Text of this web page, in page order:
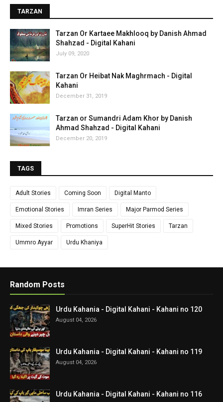
TARZAN
Tarzan Or Kartaee Makhlooq by Danish Ahmad
Shahzad - Digital Kahani
July 09, 2020
Tarzan Or Heibat Nak Maghrmach - Digital
Kahani
December 31, 2019
Tarzan or Sumandri Adam Khor by Danish
Ahmad Shahzad - Digital Kahani
December 20, 2019
TAGS
Adult Stories Coming Soon Digital Manto
Emotional Stories Imran Series Major Parmod Series
Mixed Stories Promotions SuperHit Stories Tarzan
Ummro Ayyar Urdu Khaniya
Random Posts
Urdu Kahania - Digital Kahani - Kahani no 120
August 04, 2026
Urdu Kahania - Digital Kahani - Kahani no 119
August 04, 2026
Urdu Kahania - Digital Kahani - Kahani no 116